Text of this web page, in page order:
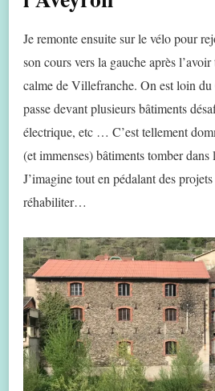
Je remonte ensuite sur le vélo pour
son cours vers la gauche après
calme de Villefranche. On est loin
passe devant plusieurs bâtiments
électrique, etc … C’est tellement
(et immenses) bâtiments tomber dans
J’imagine tout en pédalant des
réhabiliter…